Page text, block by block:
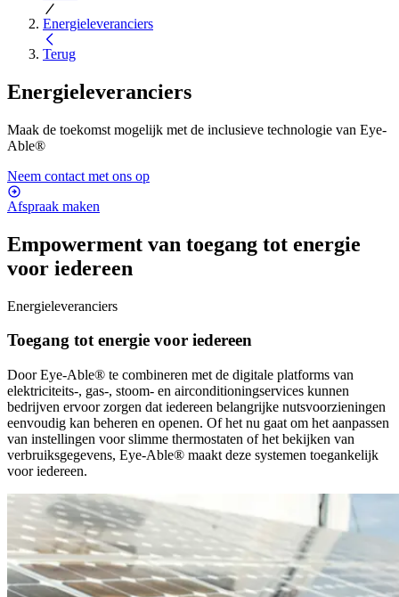
Energieleveranciers
Terug
Energieleveranciers
Maak de toekomst mogelijk met de inclusieve technologie van Eye-
Able®
Neem contact met ons op
Afspraak maken
Empowerment van toegang tot energie
voor iedereen
Energieleveranciers
Toegang tot energie voor iedereen
Door Eye-Able® te combineren met de digitale platforms van
elektriciteits-, gas-, stoom- en airconditioningservices kunnen
bedrijven ervoor zorgen dat iedereen belangrijke nutsvoorzieningen
eenvoudig kan beheren en openen. Of het nu gaat om het aanpassen
van instellingen voor slimme thermostaten of het bekijken van
verbruiksgegevens, Eye-Able® maakt deze systemen toegankelijk
voor iedereen.